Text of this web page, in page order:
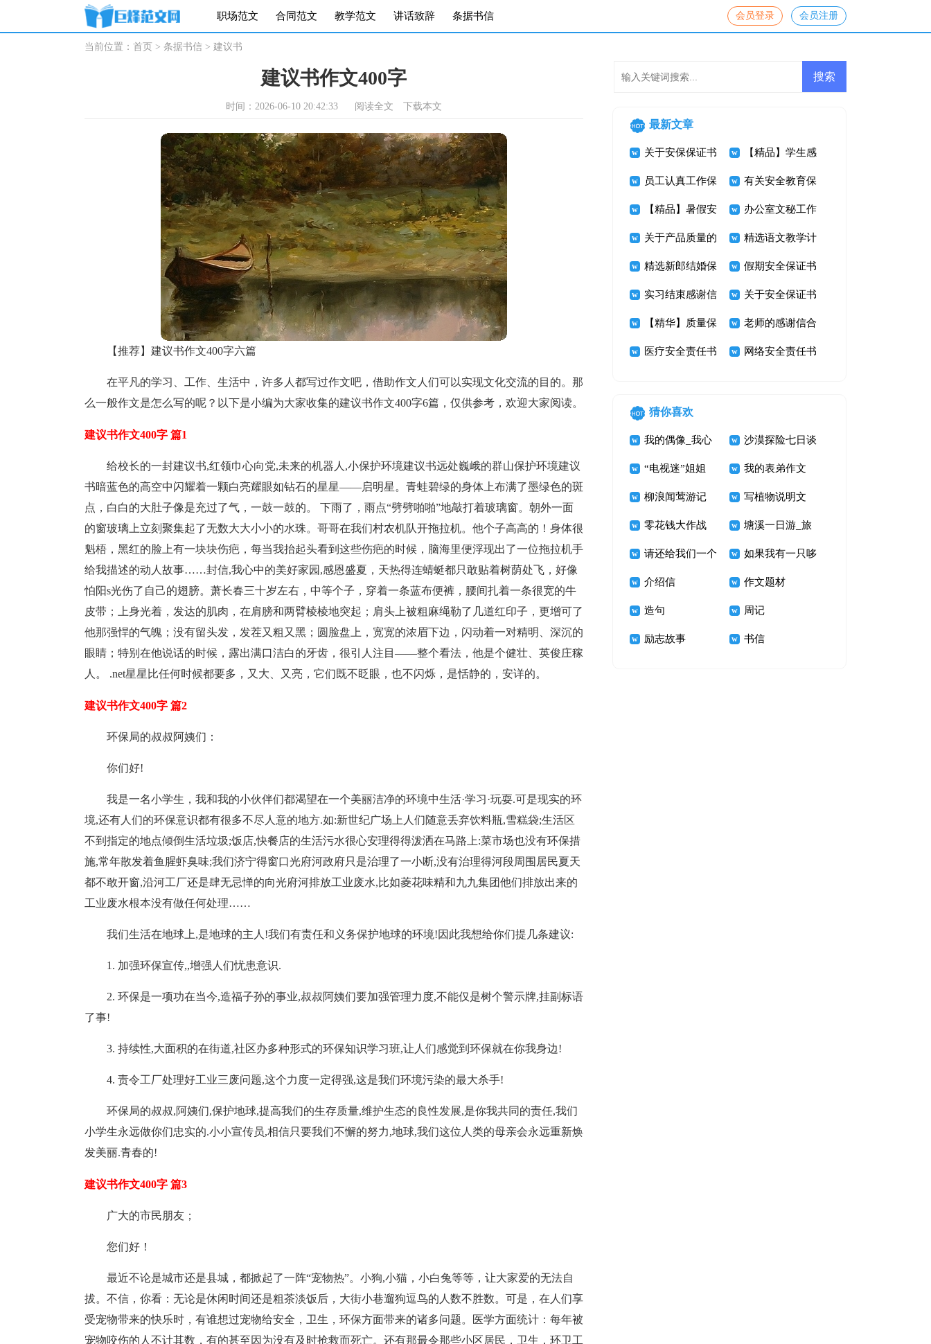
职场范文 合同范文 教学范文 讲话致辞 条据书信 会员登录 会员注册
当前位置： 首页 > 条据书信 > 建议书
建议书作文400字
时间：2026-06-10 20:42:33 阅读全文 下载本文
【推荐】建议书作文400字六篇
在平凡的学习、工作、生活中，许多人都写过作文吧，借助作文人们可以实现文化交流的目的。那
么一般作文是怎么写的呢？以下是小编为大家收集的建议书作文400字6篇，仅供参考，欢迎大家阅读。
建议书作文400字 篇1
给校长的一封建议书,红领巾心向党,未来的机器人,小保护环境建议书远处巍峨的群山保护环境建议
书暗蓝色的高空中闪耀着一颗白亮耀眼如钻石的星星——启明星。青蛙碧绿的身体上布满了墨绿色的斑
点，白白的大肚子像是充过了气，一鼓一鼓的。 下雨了，雨点“劈劈啪啪”地敲打着玻璃窗。朝外一面
的窗玻璃上立刻聚集起了无数大大小小的水珠。哥哥在我们村农机队开拖拉机。他个子高高的！身体很
魁梧，黑红的脸上有一块块伤疤，每当我抬起头看到这些伤疤的时候，脑海里便浮现出了一位拖拉机手
给我描述的动人故事……封信,我心中的美好家园,感恩盛夏，天热得连蜻蜓都只敢贴着树荫处飞，好像
怕阳s光伤了自己的翅膀。萧长春三十岁左右，中等个子，穿着一条蓝布便裤，腰间扎着一条很宽的牛
皮带；上身光着，发达的肌肉，在肩膀和两臂棱棱地突起；肩头上被粗麻绳勒了几道红印子，更增可了
他那强悍的气魄；没有留头发，发茬又粗又黑；圆脸盘上，宽宽的浓眉下边，闪动着一对精明、深沉的
眼睛；特别在他说话的时候，露出满口洁白的牙齿，很引人注目——整个看法，他是个健壮、英俊庄稼
人。 .net星星比任何时候都要多，又大、又亮，它们既不眨眼，也不闪烁，是恬静的，安详的。
建议书作文400字 篇2
环保局的叔叔阿姨们：
你们好!
我是一名小学生，我和我的小伙伴们都渴望在一个美丽洁净的环境中生活·学习·玩耍.可是现实的环
境,还有人们的环保意识都有很多不尽人意的地方.如:新世纪广场上人们随意丢弃饮料瓶,雪糕袋;生活区
不到指定的地点倾倒生活垃圾;饭店,快餐店的生活污水很心安理得得泼洒在马路上:菜市场也没有环保措
施,常年散发着鱼腥虾臭味;我们济宁得窗口光府河政府只是治理了一小断,没有治理得河段周围居民夏天
都不敢开窗,沿河工厂还是肆无忌惮的向光府河排放工业废水,比如菱花味精和九九集团他们排放出来的
工业废水根本没有做任何处理……
我们生活在地球上,是地球的主人!我们有责任和义务保护地球的环境!因此我想给你们提几条建议:
1. 加强环保宣传,,增强人们忧患意识.
2. 环保是一项功在当今,造福子孙的事业,叔叔阿姨们要加强管理力度,不能仅是树个警示牌,挂副标语
了事!
3. 持续性,大面积的在街道,社区办多种形式的环保知识学习班,让人们感觉到环保就在你我身边!
4. 责令工厂处理好工业三废问题,这个力度一定得强,这是我们环境污染的最大杀手!
环保局的叔叔,阿姨们,保护地球,提高我们的生存质量,维护生态的良性发展,是你我共同的责任,我们
小学生永远做你们忠实的.小小宣传员,相信只要我们不懈的努力,地球,我们这位人类的母亲会永远重新焕
发美丽.青春的!
建议书作文400字 篇3
广大的市民朋友；
您们好！
最近不论是城市还是县城，都掀起了一阵“宠物热”。小狗,小猫，小白兔等等，让大家爱的无法自
拔。不信，你看：无论是休闲时间还是粗茶淡饭后，大街小巷遛狗逗鸟的人数不胜数。可是，在人们享
受宠物带来的快乐时，有谁想过宠物给安全，卫生，环保方面带来的诸多问题。医学方面统计：每年被
宠物咬伤的人不计其数，有的甚至因为没有及时抢救而死亡。还有那最令那些小区居民，卫生，环卫工
最新文章
关于安保保证书
4篇
【精品】学生感
谢信4篇
员工认真工作保
证书
有关安全教育保
证书3篇
【精品】暑假安
全保证书四篇
办公室文秘工作
总结
关于产品质量的
保证书
精选语文教学计
划集锦五篇
精选新郎结婚保
证书四篇
假期安全保证书
模板合集10篇
实习结束感谢信 关于安全保证书
汇总九篇
【精华】质量保
证书四篇
老师的感谢信合
集5篇
医疗安全责任书 网络安全责任书
猜你喜欢
我的偶像_我心
中的鲁迅先生作
文800字
沙漠探险七日谈
“电视迷”姐姐 我的表弟作文
柳浪闻莺游记 写植物说明文
400字 打破碗花
零花钱大作战 塘溪一日游_旅
游记事作文700
字
请还给我们一个
美丽的家
如果我有一只哆
啦A梦
介绍信 作文题材
造句 周记
励志故事 书信